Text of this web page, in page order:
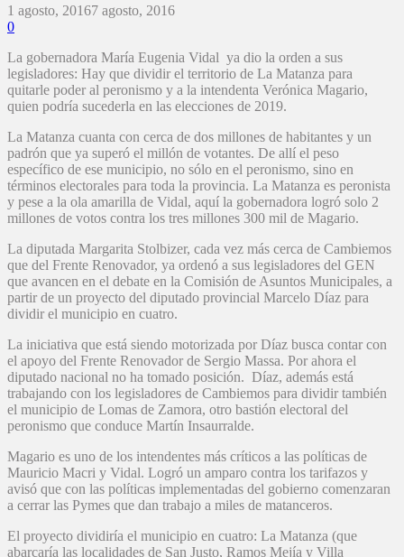
1 agosto, 20167 agosto, 2016
0
La gobernadora María Eugenia Vidal ya dio la orden a sus
legisladores: Hay que dividir el territorio de La Matanza para
quitarle poder al peronismo y a la intendenta Verónica Magario,
quien podría sucederla en las elecciones de 2019.
La Matanza cuanta con cerca de dos millones de habitantes y un
padrón que ya superó el millón de votantes. De allí el peso
específico de ese municipio, no sólo en el peronismo, sino en
términos electorales para toda la provincia. La Matanza es peronista
y pese a la ola amarilla de Vidal, aquí la gobernadora logró solo 2
millones de votos contra los tres millones 300 mil de Magario.
La diputada Margarita Stolbizer, cada vez más cerca de Cambiemos
que del Frente Renovador, ya ordenó a sus legisladores del GEN
que avancen en el debate en la Comisión de Asuntos Municipales, a
partir de un proyecto del diputado provincial Marcelo Díaz para
dividir el municipio en cuatro.
La iniciativa que está siendo motorizada por Díaz busca contar con
el apoyo del Frente Renovador de Sergio Massa. Por ahora el
diputado nacional no ha tomado posición. Díaz, además está
trabajando con los legisladores de Cambiemos para dividir también
el municipio de Lomas de Zamora, otro bastión electoral del
peronismo que conduce Martín Insaurralde.
Magario es uno de los intendentes más críticos a las políticas de
Mauricio Macri y Vidal. Logró un amparo contra los tarifazos y
avisó que con las políticas implementadas del gobierno comenzaran
a cerrar las Pymes que dan trabajo a miles de matanceros.
El proyecto dividiría el municipio en cuatro: La Matanza (que
abarcaría las localidades de San Justo, Ramos Mejía y Villa